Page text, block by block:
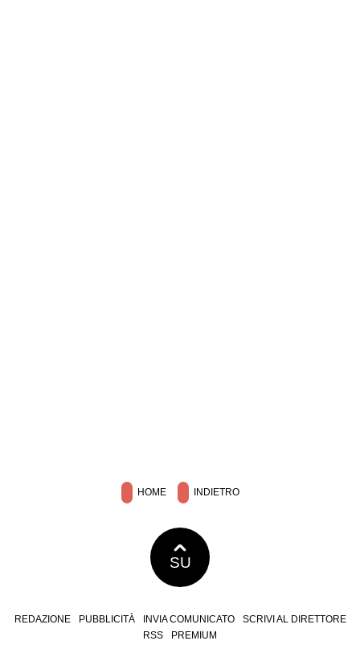
HOME INDIETRO
SU
REDAZIONE PUBBLICITÀ INVIA COMUNICATO
SCRIVI AL DIRETTORE
RSS
PREMIUM